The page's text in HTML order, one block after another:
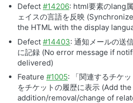
Defect #14206: html要素のlang
ェイスの言語を反映
the HTML with the display
Defect #14403: 通知メールの送
に記録 (No error message if
delivered)
Feature #1005: 「関連するチケ
をチケットの履歴に表示 (Add the
addition/removal/change of